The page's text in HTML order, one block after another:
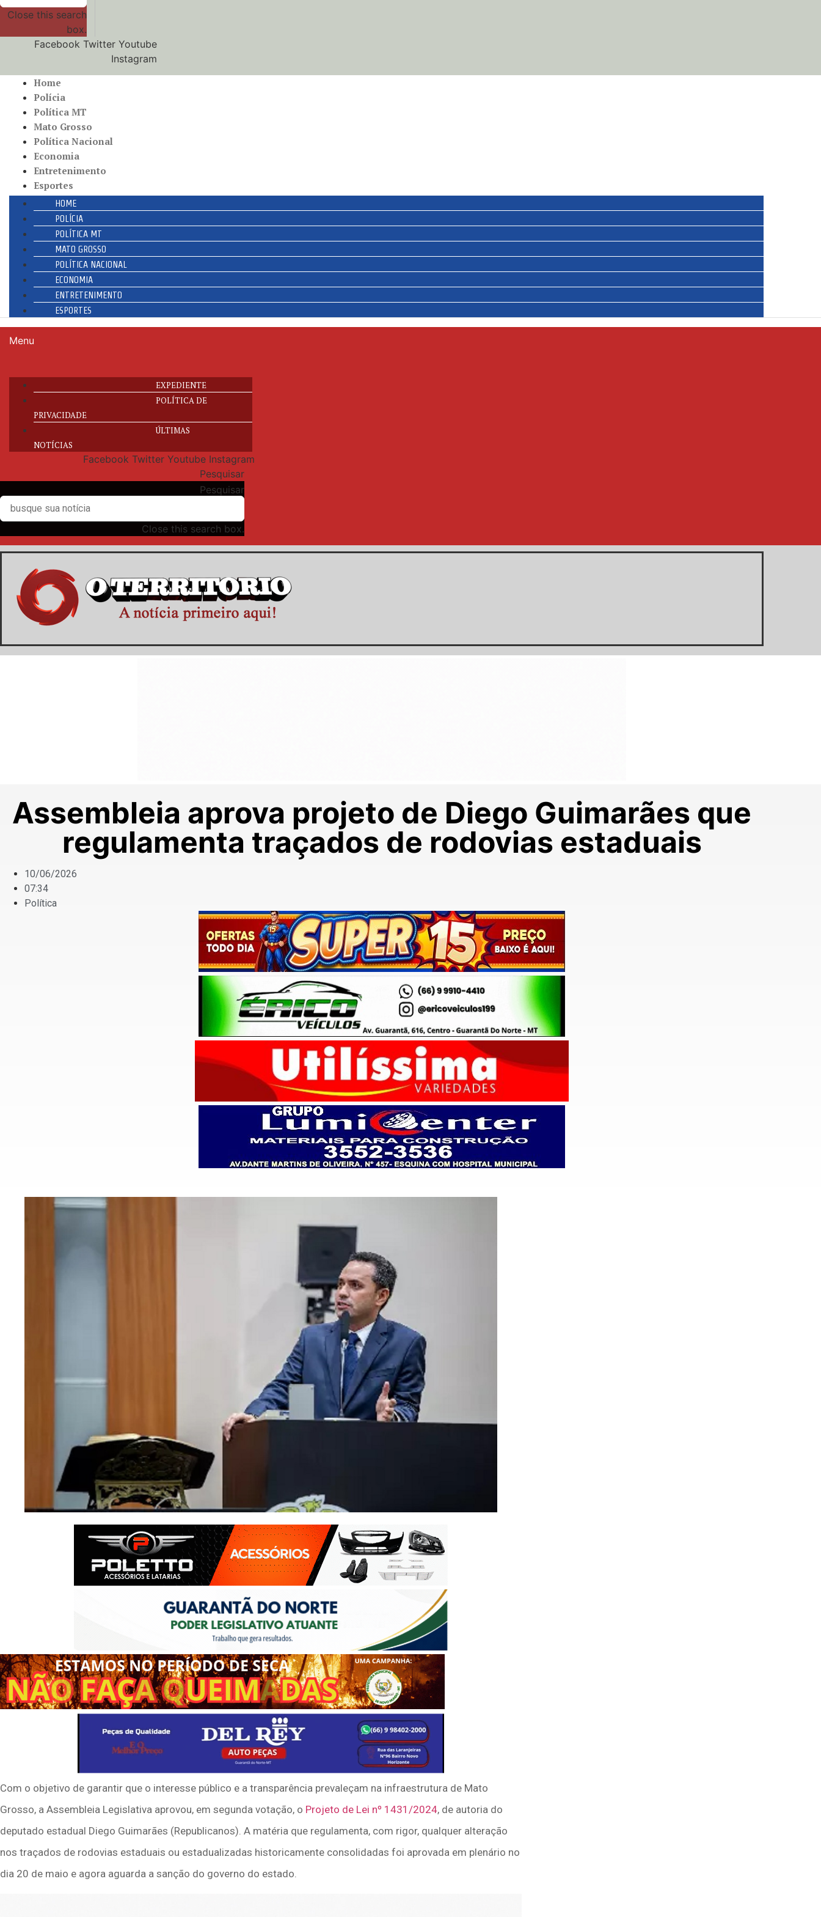
Close this search
box.
Facebook Twitter Youtube
Instagram
Home
Polícia
Política MT
Mato Grosso
Política Nacional
Economia
Entretenimento
Esportes
HOME
POLÍCIA
POLÍTICA MT
MATO GROSSO
POLÍTICA NACIONAL
ECONOMIA
ENTRETENIMENTO
ESPORTES
Menu
EXPEDIENTE
POLÍTICA DE
PRIVACIDADE
ÚLTIMAS
NOTÍCIAS
Facebook Twitter Youtube Instagram
Pesquisar
Pesquisar
Close this search box.
Assembleia aprova projeto de Diego Guimarães que
regulamenta traçados de rodovias estaduais
10/06/2026
07:34
Política
Com o objetivo de garantir que o interesse público e a transparência prevaleçam na infraestrutura de Mato
Grosso, a Assembleia Legislativa aprovou, em segunda votação, o Projeto de Lei nº 1431/2024, de autoria do
deputado estadual Diego Guimarães (Republicanos). A matéria que regulamenta, com rigor, qualquer alteração
nos traçados de rodovias estaduais ou estadualizadas historicamente consolidadas foi aprovada em plenário no
dia 20 de maio e agora aguarda a sanção do governo do estado.